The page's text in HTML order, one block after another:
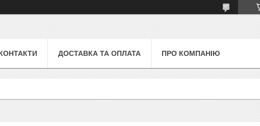
ДОСТАВКА ТА ОПЛАТА ПРО КОМПАНІЮ